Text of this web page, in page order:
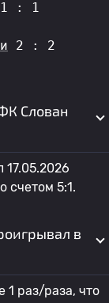
1 : 1
2 : 2
Слован
счетом 5:1.
в
1 раз/раза, что